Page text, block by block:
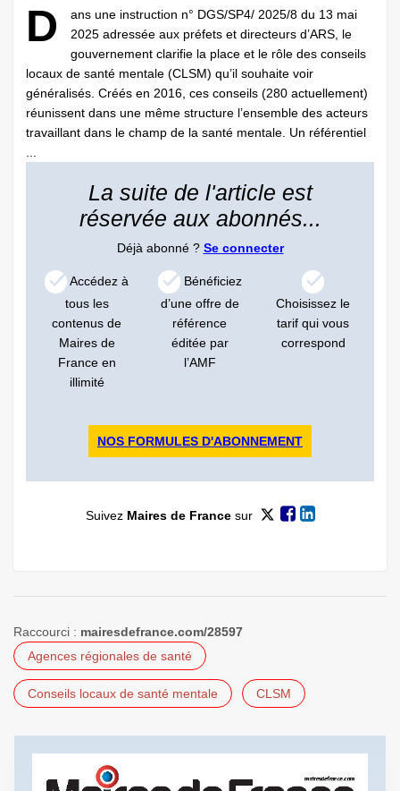
D
ans une instruction n° DGS/SP4/ 2025/8 du 13 mai
2025 adressée aux préfets et directeurs d’ARS, le
gouvernement clarifie la place et le rôle des conseils
locaux de santé mentale (CLSM) qu’il souhaite voir
généralisés. Créés en 2016, ces conseils (280 actuellement)
réunissent dans une même structure l’ensemble des acteurs
travaillant dans le champ de la santé mentale. Un référentiel
La suite de l'article est
réservée aux abonnés...
Déjà abonné ? Se connecter
Accédez à
tous les
contenus de
Maires de
France en
illimité
Bénéficiez
d’une offre de
référence
éditée par
l’AMF
Choisissez le
tarif qui vous
correspond
NOS FORMULES D'ABONNEMENT
Suivez Maires de Francesur
Raccourci : mairesdefrance.com/28597
Agences régionales de santé
Conseils locaux de santé mentale CLSM